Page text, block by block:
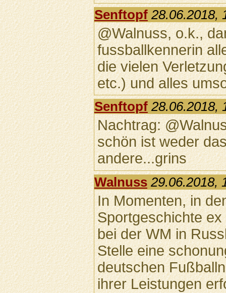
Senftopf 28.06.2018,
@Walnuss, o.k.,
fussballkennerin
die vielen
etc.) und alles
Senftopf 28.06.2018,
Nachtrag:
schön ist weder
andere...grins
Walnuss 29.06.2018,
In Momenten, in
Sportgeschichte
bei der WM in
Stelle eine
deutschen
ihrer Leistungen